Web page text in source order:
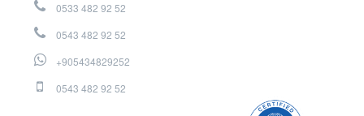
0533 482 92 52
0543 482 92 52
+905434829252
0543 482 92 52